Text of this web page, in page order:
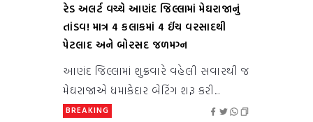
રેડ અલર્ટ વચ્ચે આણંદ જિલ્લામાં મેઘરાજાનું
તાંડવ! માત્ર 4 કલાકમાં 4 ઈંચ વરસાદથી
પેટલાદ અને બોરસદ જળમગ્ન
આણંદ જિલ્લામાં શુક્રવારે વહેલી સવારથી જ
મેઘરાજાએ ધમાકેદાર બેટિંગ શરૂ કરી...
BREAKING